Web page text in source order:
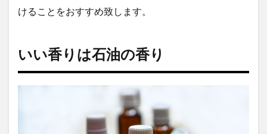
けることをおすすめ致します。
いい香りは石油の香り